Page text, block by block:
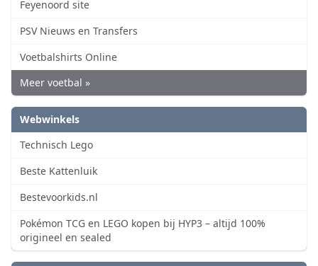
Feyenoord site
PSV Nieuws en Transfers
Voetbalshirts Online
Meer voetbal »
Webwinkels
Technisch Lego
Beste Kattenluik
Bestevoorkids.nl
Pokémon TCG en LEGO kopen bij HYP3 – altijd 100%
origineel en sealed